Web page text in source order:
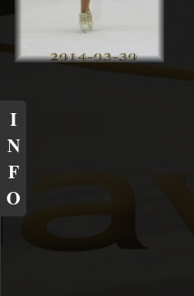
I
N
F
O